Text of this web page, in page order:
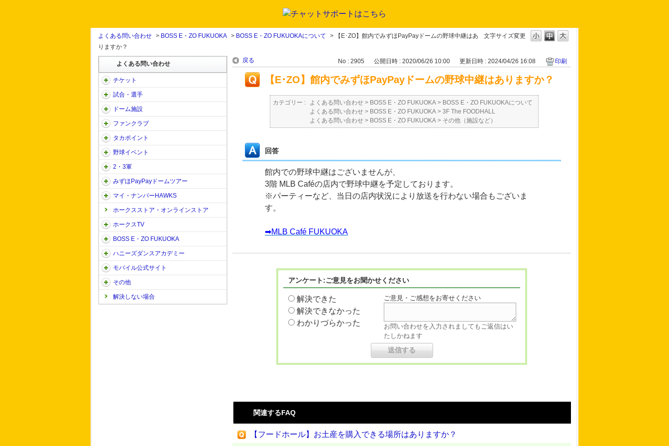
文字サイズ変更
よくある問い合わせ > BOSS E・ZO FUKUOKA > BOSS E・ZO FUKUOKAについて >
【E･ZO】館内でみずほPayPayドームの野球中継はあ
りますか？
よくある問い合わせ
チケット
試合・選手
ドーム施設
ファンクラブ
タカポイント
野球イベント
2・3軍
みずほPayPayドームツアー
マイ・ナンバーHAWKS
ホークスストア・オンラインストア
ホークスTV
BOSS E・ZO FUKUOKA
ハニーズダンスアカデミー
モバイル公式サイト
その他
解決しない場合
戻る No : 2905 公開日時 : 2020/06/26 10:00 更新日時 : 2024/04/26 16:08 印刷
【E･ZO】館内でみずほPayPayドームの野球中継はありますか？
カテゴリー : よくある問い合わせ > BOSS E・ZO FUKUOKA > BOSS E・ZO FUKUOKAについて
よくある問い合わせ > BOSS E・ZO FUKUOKA > 3F The FOODHALL
よくある問い合わせ > BOSS E・ZO FUKUOKA > その他（施設など）
回答
館内での野球中継はございませんが、
3階 MLB Caféの店内で野球中継を予定しております。
※パーティーなど、当日の店内状況により放送を行わない場合もございま
す。
➡MLB Café FUKUOKA
アンケート:ご意見をお聞かせください
解決できた
解決できなかった
わかりづらかった
ご意見・ご感想をお寄せください
お問い合わせを入力されましてもご返信はい
たしかねます
関連するFAQ
【フードホール】お土産を購入できる場所はありますか？